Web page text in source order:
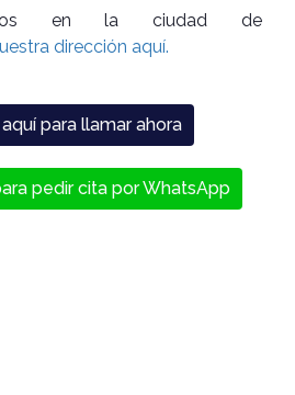
en la ciudad de
dirección aquí.
para llamar ahora
pedir cita por WhatsApp